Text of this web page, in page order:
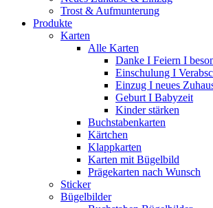
Trost & Aufmunterung
Produkte
Karten
Alle Karten
Danke I Feiern I
Einschulung I
Einzug I neues
Geburt I Babyzeit
Kinder stärken
Buchstabenkarten
Kärtchen
Klappkarten
Karten mit Bügelbild
Prägekarten nach Wunsch
Sticker
Bügelbilder